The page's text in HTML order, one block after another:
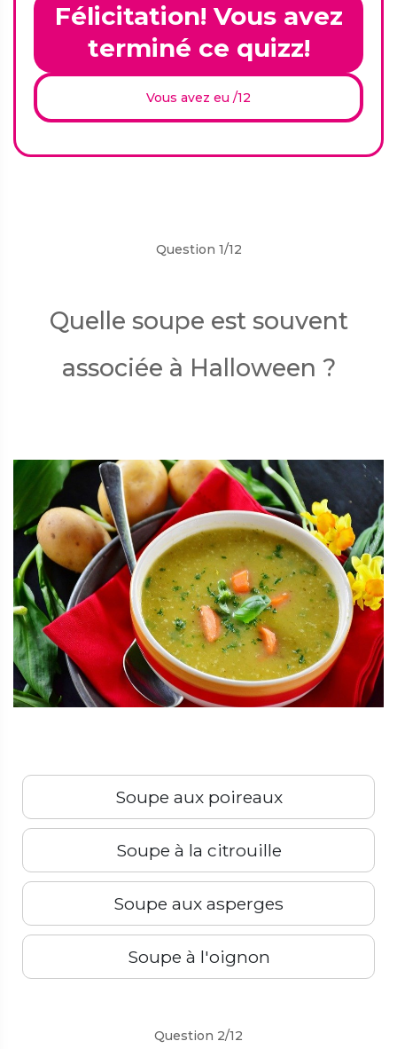
Félicitation! Vous avez
terminé ce quizz!
Vous avez eu /12
Question 1/12
Quelle soupe est souvent
associée à Halloween ?
Soupe aux poireaux
Soupe à la citrouille
Soupe aux asperges
Soupe à l'oignon
Suivant
Question 2/12